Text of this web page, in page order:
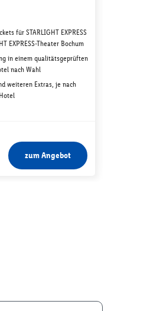
für STARLIGHT EXPRESS
EXPRESS-Theater Bochum
in einem qualitätsgeprüften
nach Wahl
weiteren Extras, je nach
zum Angebot